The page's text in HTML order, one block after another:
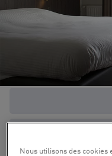
Nous utilisons des cookies